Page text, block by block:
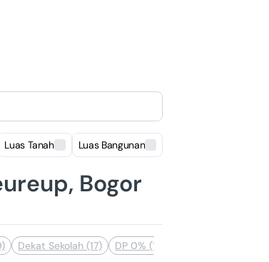
Luas Tanah Luas Bangunan
Bogor
Dekat Sekolah (17) DP 0% (15)